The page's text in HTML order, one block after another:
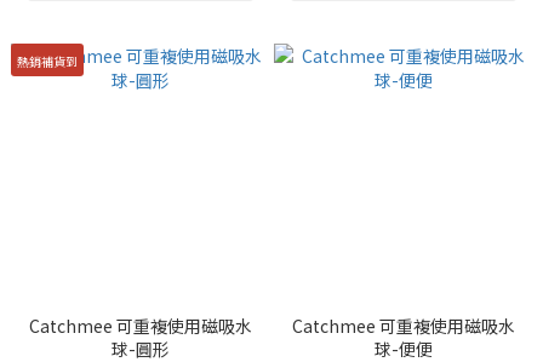
熱銷補貨到
Catchmee 可重複使用磁吸水
球-圓形
Catchmee 可重複使用磁吸水
球-便便